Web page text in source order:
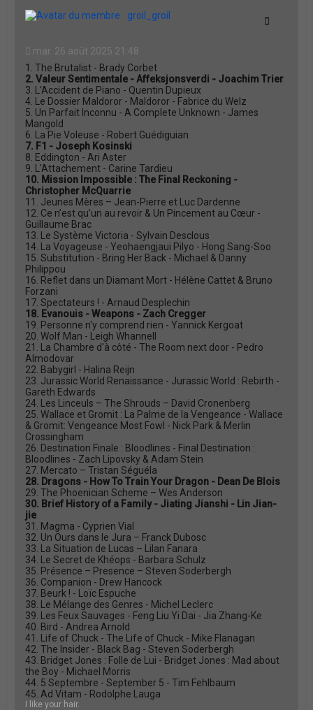
groil_groil
Citation
mar. 26 août 2025 21:48
1. The Brutalist - Brady Corbet
2. Valeur Sentimentale - Affeksjonsverdi - Joachim Trier
3. L’Accident de Piano - Quentin Dupieux
4. Le Dossier Maldoror - Maldoror - Fabrice du Welz
5. Un Parfait Inconnu - A Complete Unknown - James
Mangold
6. La Pie Voleuse - Robert Guédiguian
7. F1 - Joseph Kosinski
8. Eddington - Ari Aster
9. L'Attachement - Carine Tardieu
10. Mission Impossible : The Final Reckoning -
Christopher McQuarrie
11. Jeunes Mères – Jean-Pierre et Luc Dardenne
12. Ce n’est qu’un au revoir & Un Pincement au Cœur -
Guillaume Brac
13. Le Système Victoria - Sylvain Desclous
14. La Voyageuse - Yeohaengjaui Pilyo - Hong Sang-Soo
15. Substitution - Bring Her Back - Michael & Danny
Philippou
16. Reflet dans un Diamant Mort - Hélène Cattet & Bruno
Forzani
17. Spectateurs ! - Arnaud Desplechin
18. Evanouis - Weapons - Zach Cregger
19. Personne n'y comprend rien - Yannick Kergoat
20. Wolf Man - Leigh Whannell
21. La Chambre d'à côté - The Room next door - Pedro
Almodovar
22. Babygirl - Halina Reijn
23. Jurassic World Renaissance - Jurassic World : Rebirth -
Gareth Edwards
24. Les Linceuls – The Shrouds – David Cronenberg
25. Wallace et Gromit : La Palme de la Vengeance - Wallace
& Gromit: Vengeance Most Fowl - Nick Park & Merlin
Crossingham
26. Destination Finale : Bloodlines - Final Destination :
Bloodlines - Zach Lipovsky & Adam Stein
27. Mercato – Tristan Séguéla
28. Dragons - How To Train Your Dragon - Dean De Blois
29. The Phoenician Scheme – Wes Anderson
30. Brief History of a Family - Jiating Jianshi - Lin Jian-
jie
31. Magma - Cyprien Vial
32. Un Ours dans le Jura – Franck Dubosc
33. La Situation de Lucas – Lilan Fanara
34. Le Secret de Khéops - Barbara Schulz
35. Présence – Presence – Steven Soderbergh
36. Companion - Drew Hancock
37. Beurk ! - Loïc Espuche
38. Le Mélange des Genres - Michel Leclerc
39. Les Feux Sauvages - Feng Liu Yi Dai - Jia Zhang-Ke
40. Bird - Andrea Arnold
41. Life of Chuck - The Life of Chuck - Mike Flanagan
42. The Insider - Black Bag - Steven Soderbergh
43. Bridget Jones : Folle de Lui - Bridget Jones : Mad about
the Boy - Michael Morris
44. 5 Septembre - September 5 - Tim Fehlbaum
45. Ad Vitam - Rodolphe Lauga
I like your hair.